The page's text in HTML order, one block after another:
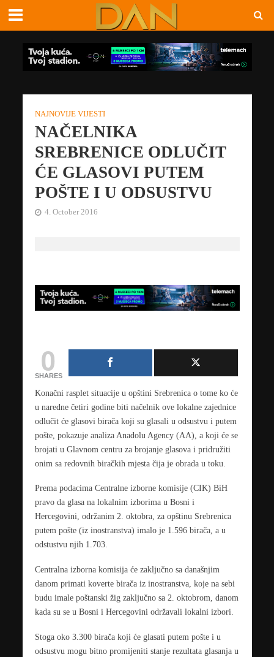
NAJNOVIJE VIJESTI
NAČELNIKA
SREBRENICE ODLUČIT
ĆE GLASOVI PUTEM
POŠTE I U ODSUSTVU
4. October 2016
0
SHARES
Konačni rasplet situacije u opštini Srebrenica o tome ko će
u naredne četiri godine biti načelnik ove lokalne zajednice
odlučit će glasovi birača koji su glasali u odsustvu i putem
pošte, pokazuje analiza Anadolu Agency (AA), a koji će se
brojati u Glavnom centru za brojanje glasova i pridružiti
onim sa redovnih biračkih mjesta čija je obrada u toku.
Prema podacima Centralne izborne komisije (CIK) BiH
pravo da glasa na lokalnim izborima u Bosni i
Hercegovini, održanim 2. oktobra, za opštinu Srebrenica
putem pošte (iz inostranstva) imalo je 1.596 birača, a u
odstustvu njih 1.703.
Centralna izborna komisija će zaključno sa današnjim
danom primati koverte birača iz inostranstva, koje na sebi
budu imale poštanski žig zaključno sa 2. oktobrom, danom
kada su se u Bosni i Hercegovini održavali lokalni izbori.
Stoga oko 3.300 birača koji će glasati putem pošte i u
odsustvu mogu bitno promijeniti stanje rezultata glasanja u